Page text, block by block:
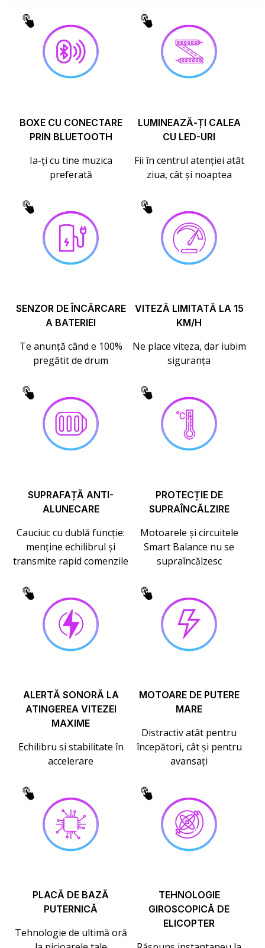
BOXE CU CONECTARE
PRIN BLUETOOTH
Ia-ți cu tine muzica
preferată
LUMINEAZĂ-ȚI CALEA
CU LED-URI
Fii în centrul atenției atât
ziua, cât și noaptea
SENZOR DE ÎNCĂRCARE
A BATERIEI
Te anunță când e 100%
pregătit de drum
VITEZĂ LIMITATĂ LA 15
KM/H
Ne place viteza, dar iubim
siguranța
SUPRAFAȚĂ ANTI-
ALUNECARE
Cauciuc cu dublă funcție:
menține echilibrul și
transmite rapid comenzile
PROTECȚIE DE
SUPRAÎNCĂLZIRE
Motoarele și circuitele
Smart Balance nu se
supraîncălzesc
ALERTĂ SONORĂ LA
ATINGEREA VITEZEI
MAXIME
Echilibru si stabilitate în
accelerare
MOTOARE DE PUTERE
MARE
Distractiv atât pentru
începători, cât și pentru
avansați
PLACĂ DE BAZĂ
PUTERNICĂ
Tehnologie de ultimă oră
TEHNOLOGIE
GIROSCOPICĂ DE
ELICOPTER